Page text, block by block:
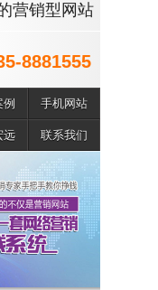
营销型网站
8881555
手机网站
远 联系我们